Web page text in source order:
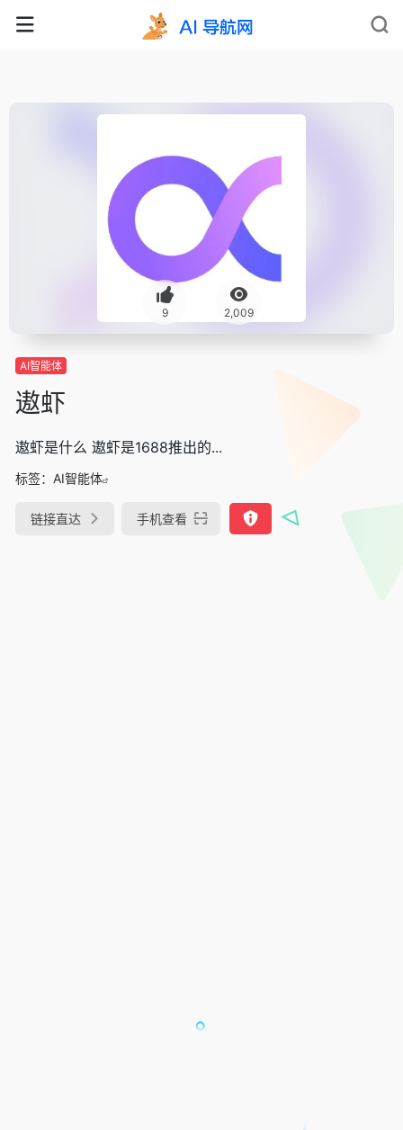
9 2,009
AI智能体
遨虾
遨虾是什么 遨虾是1688推出的...
标签： AI智能体
链接直达 手机查看